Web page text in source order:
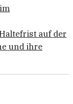
auf der
und ihre